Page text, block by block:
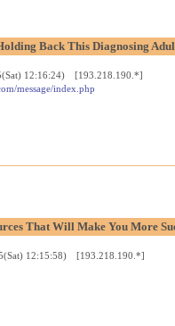
Back This Diagnosing
12:16:24) [193.218.190.*]
message/index.php
That Will Make You More
12:15:58) [193.218.190.*]